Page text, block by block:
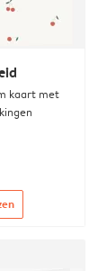
kaart met